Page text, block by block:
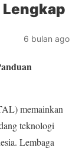
6 bulan ago
memainkan
teknologi
Lembaga